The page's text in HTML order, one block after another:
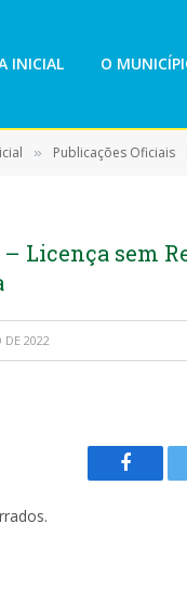
INICIAL O
» Publicações Oficiais
– Licença sem
DE 2022